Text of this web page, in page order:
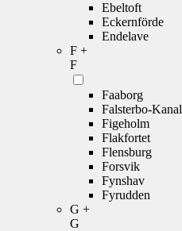
Ebeltoft
Eckernförde
Endelave
F +
F
Faaborg
Falsterbo-Kanal
Figeholm
Flakfortet
Flensburg
Forsvik
Fynshav
Fyrudden
G +
G